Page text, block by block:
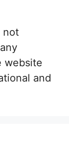
not
website
and